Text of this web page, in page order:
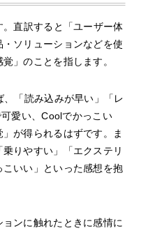
直訳すると「ユーザー体
ソリューションなどを使
」のことを指します。
「読み込みが早い」「レ
愛い、Coolでかっこい
が得られるはずです。ま
りやすい」「エクステリ
いい」といった感想を抱
ンに触れたときに感情に